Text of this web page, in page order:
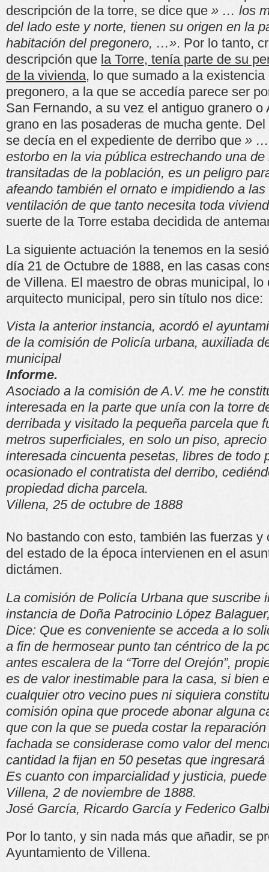
descripción de la torre, se dice que » … los
del lado este y norte, tienen su origen en la
habitación del pregonero, …». Por lo tanto,
descripción que la Torre, tenía parte de su
de la vivienda, lo que sumado a la
pregonero, a la que se accedía parece ser
San Fernando, a su vez el antiguo granero
grano en las posaderas de mucha gente.
se decía en el expediente de derribo que » …
estorbo en la via pública estrechando una
transitadas de la población, es un peligro
afeando también el ornato e impidiendo a
ventilación de que tanto necesita toda
suerte de la Torre estaba decidida de
La siguiente actuación la tenemos en la
día 21 de Octubre de 1888, en las casas
de Villena. El maestro de obras municipal, lo
arquitecto municipal, pero sin título nos dice:
Vista la anterior instancia, acordó el
de la comisión de Policía urbana, auxiliada
municipal
Informe.
Asociado a la comisión de A.V. me he
interesada en la parte que unía con la torre
derribada y visitado la pequeña parcela que
metros superficiales, en solo un piso,
interesada cincuenta pesetas, libres de todo
ocasionado el contratista del derribo,
propiedad dicha parcela.
Villena, 25 de octubre de 1888
No bastando con esto, también las fuerzas y
del estado de la época intervienen en el
dictámen.
La comisión de Policía Urbana que suscribe
instancia de Doña Patrocinio López
Dice: Que es conveniente se acceda a lo
a fin de hermosear punto tan céntrico de la
antes escalera de la “Torre del Orejón”,
es de valor inestimable para la casa, si bien
cualquier otro vecino pues ni siquiera
comisión opina que procede abonar alguna
que con la que se pueda costar la
fachada se considerase como valor del
cantidad la fijan en 50 pesetas que
Es cuanto con imparcialidad y justicia,
Villena, 2 de noviembre de 1888.
José García, Ricardo García y Federico
Por lo tanto, y sin nada más que añadir, se
Ayuntamiento de Villena.